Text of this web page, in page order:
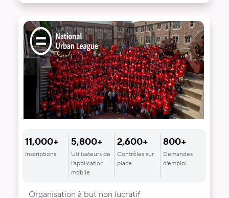
11,000+
Inscriptions
5,800+
Utilisateurs de
l'application
mobile
2,600+
Contrôles sur
place
800+
Demandes
d'emploi
Organisation à but non lucratif